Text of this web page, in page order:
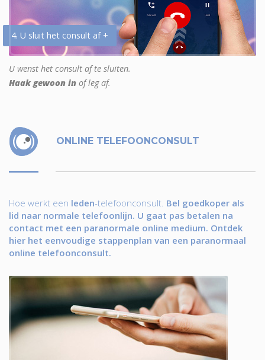
4. U sluit het consult af +
U wenst het consult af te sluiten.
Haak gewoon in of leg af.
ONLINE TELEFOONCONSULT
Hoe werkt een leden-telefoonconsult. Bel goedkoper als
lid naar normale telefoonlijn. U gaat pas betalen na
contact met een paranormale online medium. Ontdek
hier het eenvoudige stappenplan van een paranormaal
online telefoonconsult.